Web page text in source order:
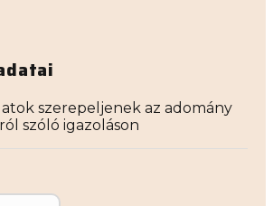
szerepeljenek az adomány
szóló igazoláson